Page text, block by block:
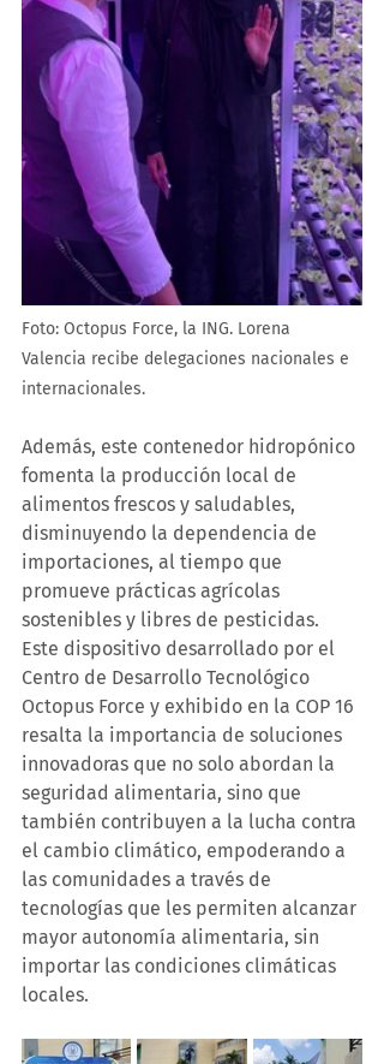
Foto: Octopus Force, la ING. Lorena
Valencia recibe delegaciones nacionales e
internacionales.
Además, este contenedor hidropónico
fomenta la producción local de
alimentos frescos y saludables,
disminuyendo la dependencia de
importaciones, al tiempo que
promueve prácticas agrícolas
sostenibles y libres de pesticidas.
Este dispositivo desarrollado por el
Centro de Desarrollo Tecnológico
Octopus Force y exhibido en la COP 16
resalta la importancia de soluciones
innovadoras que no solo abordan la
seguridad alimentaria, sino que
también contribuyen a la lucha contra
el cambio climático, empoderando a
las comunidades a través de
tecnologías que les permiten alcanzar
mayor autonomía alimentaria, sin
importar las condiciones climáticas
locales.